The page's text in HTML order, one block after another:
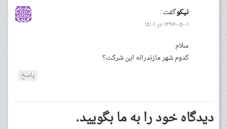
نیکوگفت:
۱۳۹۶-۰۵-۰۱ در ۱۵:۰۱
سلام
کدوم شهر مازندرانه این شرکت؟
پاسخ
دیدگاه خود را به ما بگویید.